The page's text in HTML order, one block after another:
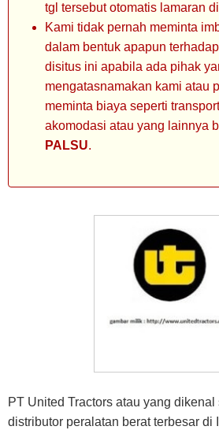
tgl tersebut otomatis lamaran
Kami tidak pernah meminta
dalam bentuk apapun
disitus ini apabila ada pihak
mengatasnamakan kami atau
meminta biaya seperti
akomodasi atau yang lainnya
PALSU.
PT United Tractors atau yang
distributor peralatan berat terbesar di